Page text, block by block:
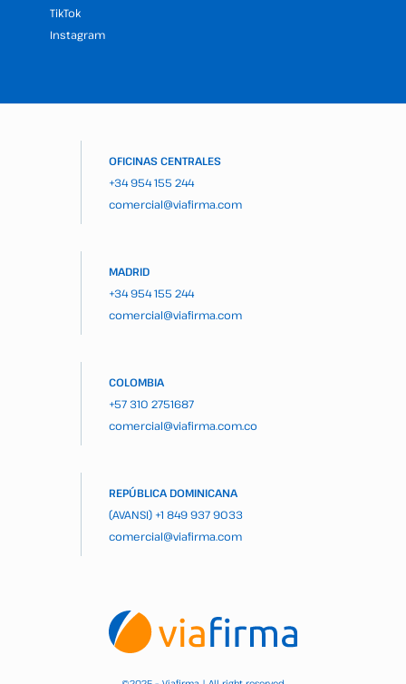
TikTok
Instagram
OFICINAS CENTRALES
+34 954 155 244
comercial@viafirma.com
MADRID
+34 954 155 244
comercial@viafirma.com
COLOMBIA
+57 310 2751687
comercial@viafirma.com.co
REPÚBLICA DOMINICANA
(AVANSI) +1 849 937 9033
comercial@viafirma.com